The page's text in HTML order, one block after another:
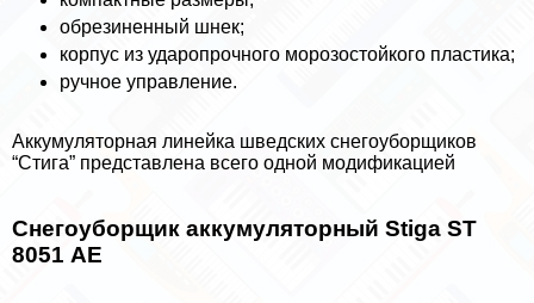
обрезиненный шнек;
корпус из ударопрочного морозостойкого пластика;
ручное управление.
Аккумуляторная линейка шведских снегоуборщиков
“Стига” представлена всего одной модификацией
Снегоуборщик аккумуляторный Stiga ST
8051 АЕ